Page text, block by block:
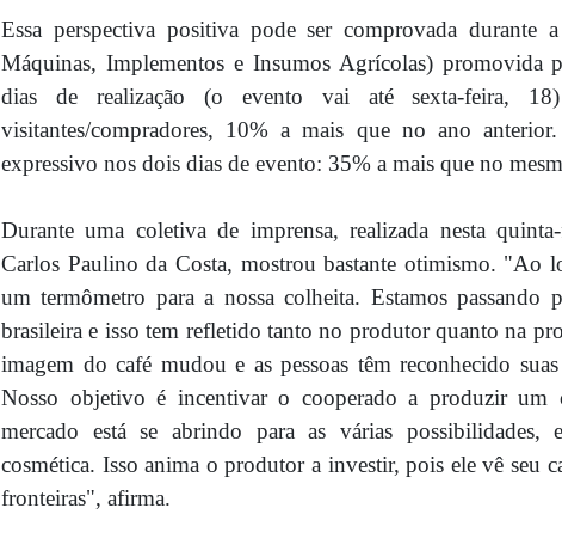
Essa perspectiva positiva pode ser comprovada
Máquinas, Implementos e Insumos Agrícolas) promovida
dias de realização (o evento vai até sexta-feira,
visitantes/compradores, 10% a mais que no ano
expressivo nos dois dias de evento: 35% a mais que no
Durante uma coletiva de imprensa, realizada nesta
Carlos Paulino da Costa, mostrou bastante otimismo. "Ao
um termômetro para a nossa colheita. Estamos
brasileira e isso tem refletido tanto no produtor quanto na
imagem do café mudou e as pessoas têm reconhecido
Nosso objetivo é incentivar o cooperado a produzir um
mercado está se abrindo para as várias possibilidades,
cosmética. Isso anima o produtor a investir, pois ele vê seu
fronteiras", afirma.